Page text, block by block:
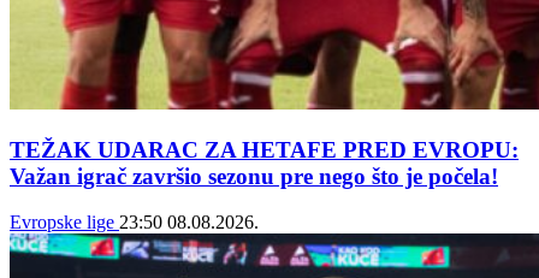
TEŽAK UDARAC ZA HETAFE PRED EVROPU:
Važan igrač završio sezonu pre nego što je počela!
Evropske lige 23:50 08.08.2026.